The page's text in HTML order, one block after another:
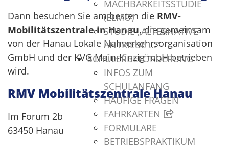
MACHBARKEITSSTUDIE
(ELMO)
STUDIE „ALTERNATIVE
ANTRIEBE ...“
SCHÜLERBEFÖRDERUNG
INFOS ZUM
SCHULANFANG
HÄUFIGE FRAGEN
FAHRKARTEN
FORMULARE
BETRIEBSPRAKTIKUM
Dann besuchen Sie am besten die RMV-
Mobilitätszentrale in Hanau, die gemeinsam
von der Hanau Lokale Nahverkehrsorganisation
GmbH und der KVG Main-Kinzig mbH betrieben
wird.
RMV Mobilitätszentrale Hanau
Im Forum 2b
63450 Hanau